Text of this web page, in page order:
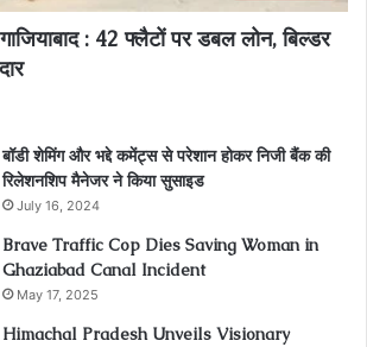
: 42 फ्लैटों पर डबल लोन, बिल्डर
बॉडी शेमिंग और भद्दे कमेंट्स से परेशान होकर निजी बैंक की
रिलेशनशिप मैनेजर ने किया सुसाइड
July 16, 2024
Brave Traffic Cop Dies Saving Woman in
Ghaziabad Canal Incident
May 17, 2025
Himachal Pradesh Unveils Visionary